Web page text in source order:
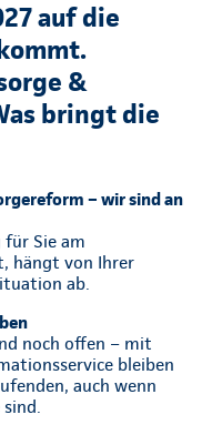
auf die
&
bringt die
– wir sind an
für Sie am
hängt von Ihrer
ab.
noch offen – mit
bleiben
auch wenn
sind.